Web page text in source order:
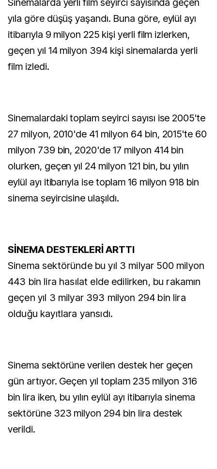
Sinemalarda yerli film seyirci sayısında geçen
yıla göre düşüş yaşandı. Buna göre, eylül ayı
itibarıyla 9 milyon 225 kişi yerli film izlerken,
geçen yıl 14 milyon 394 kişi sinemalarda yerli
film izledi.
Sinemalardaki toplam seyirci sayısı ise 2005'te
27 milyon, 2010'de 41 milyon 64 bin, 2015'te 60
milyon 739 bin, 2020'de 17 milyon 414 bin
olurken, geçen yıl 24 milyon 121 bin, bu yılın
eylül ayı itibarıyla ise toplam 16 milyon 918 bin
sinema seyircisine ulaşıldı.
SİNEMA DESTEKLERİ ARTTI
Sinema sektöründe bu yıl 3 milyar 500 milyon
443 bin lira hasılat elde edilirken, bu rakamın
geçen yıl 3 milyar 393 milyon 294 bin lira
olduğu kayıtlara yansıdı.
Sinema sektörüne verilen destek her geçen
gün artıyor. Geçen yıl toplam 235 milyon 316
bin lira iken, bu yılın eylül ayı itibarıyla sinema
sektörüne 323 milyon 294 bin lira destek
verildi.